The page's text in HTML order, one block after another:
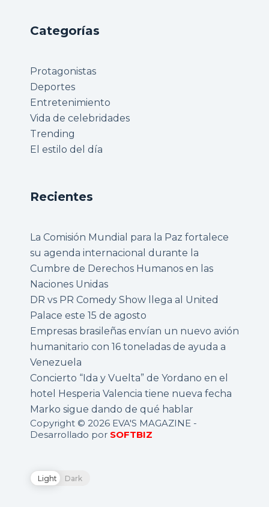
Categorías
Protagonistas
Deportes
Entretenimiento
Vida de celebridades
Trending
El estilo del día
Recientes
La Comisión Mundial para la Paz fortalece
su agenda internacional durante la
Cumbre de Derechos Humanos en las
Naciones Unidas
DR vs PR Comedy Show llega al United
Palace este 15 de agosto
Empresas brasileñas envían un nuevo avión
humanitario con 16 toneladas de ayuda a
Venezuela
Concierto “Ida y Vuelta” de Yordano en el
hotel Hesperia Valencia tiene nueva fecha
Marko sigue dando de qué hablar
Copyright © 2026 EVA'S MAGAZINE -
Desarrollado por SOFTBIZ
Light Dark